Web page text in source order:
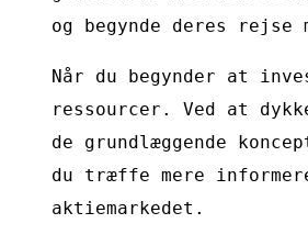
og begynde deres rejse
Når du begynder at
ressourcer. Ved at
de grundlæggende
du træffe mere
aktiemarkedet.